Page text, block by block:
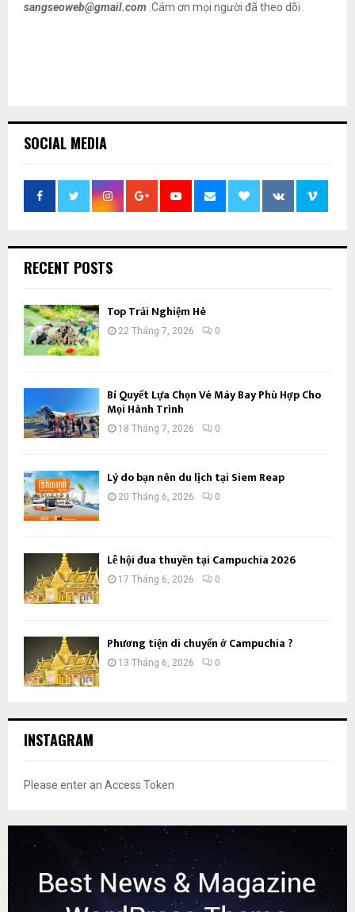
sangseoweb@gmail.com .Cám ơn mọi người đã theo dõi .
SOCIAL MEDIA
RECENT POSTS
Top Trải Nghiệm Hè
22 Tháng 7, 2026 0
Bí Quyết Lựa Chọn Vé Máy Bay Phù Hợp Cho
Mọi Hành Trình
18 Tháng 7, 2026 0
Lý do bạn nên du lịch tại Siem Reap
20 Tháng 6, 2026 0
Lễ hội đua thuyền tại Campuchia 2026
17 Tháng 6, 2026 0
Phương tiện di chuyển ở Campuchia ?
13 Tháng 6, 2026 0
INSTAGRAM
Please enter an Access Token